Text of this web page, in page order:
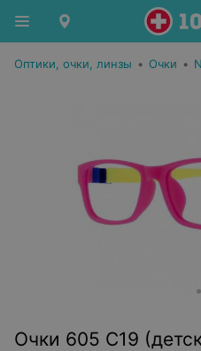
Оптики, очки, линзы • Очки •
Очки 605 C19